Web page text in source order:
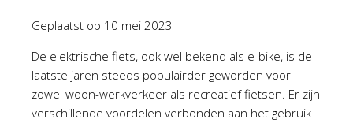
Geplaatst op 10 mei 2023
De elektrische fiets, ook wel bekend als e-bike, is de
laatste jaren steeds populairder geworden voor
zowel woon-werkverkeer als recreatief fietsen. Er zijn
verschillende voordelen verbonden aan het gebruik